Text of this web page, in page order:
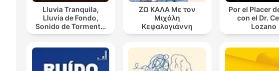
Lluvia Tranquila,
Lluvia de Fondo,
Sonido de Tormenta,
Día Lluvioso, Lluvia
ΖΩ ΚΑΛΑ Με τον
Μιχάλη
Κεφαλογιάννη
Por el Placer
con el Dr.
Lozano